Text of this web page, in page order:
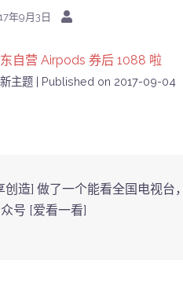
年9月3日
自营 Airpods 券后 1088 啦
主题 Published on 2017-09-04
创造] 做了一个能看全国电视台
号 [爱看一看]